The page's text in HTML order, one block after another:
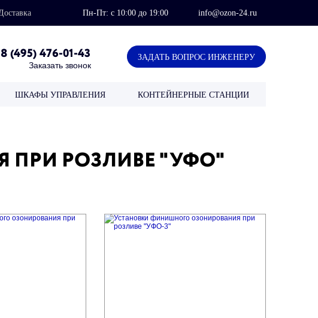
info@ozon-24.ru
Пн-Пт: с 10:00 до 19:00
8 (495) 476-01-43
Заказать звонок
ЗАДАТЬ ВОПРОС ИНЖЕНЕРУ
ШКАФЫ УПРАВЛЕНИЯ КОНТЕЙНЕРНЫЕ СТАНЦИИ
ПРИ РОЗЛИВЕ "УФО"